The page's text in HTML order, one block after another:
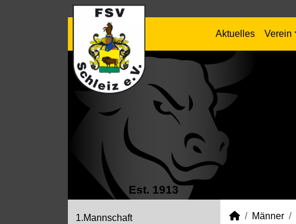
Aktuelles Verein
Est. 1913
1.Mannschaft Männer